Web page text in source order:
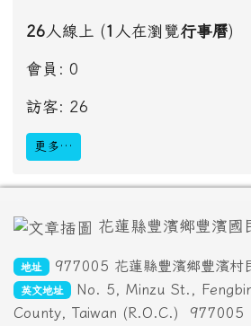
26 人線上 (1 人在瀏覽行事曆)
會員: 0
訪客: 26
更多…
花蓮縣豐濱鄉豐濱國
地址 977005 花蓮縣豐濱鄉豐濱村
英文地址
No. 5, Minzu St.,
County, Taiwan (R.O.C.)
977005